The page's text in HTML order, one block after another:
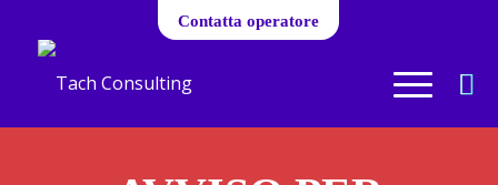
Contatta operatore